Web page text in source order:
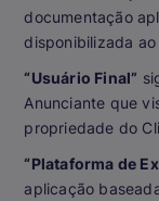
documentação
disponibilizada
“Usuário Final”
Anunciante que
propriedade do
“Plataforma de
aplicação